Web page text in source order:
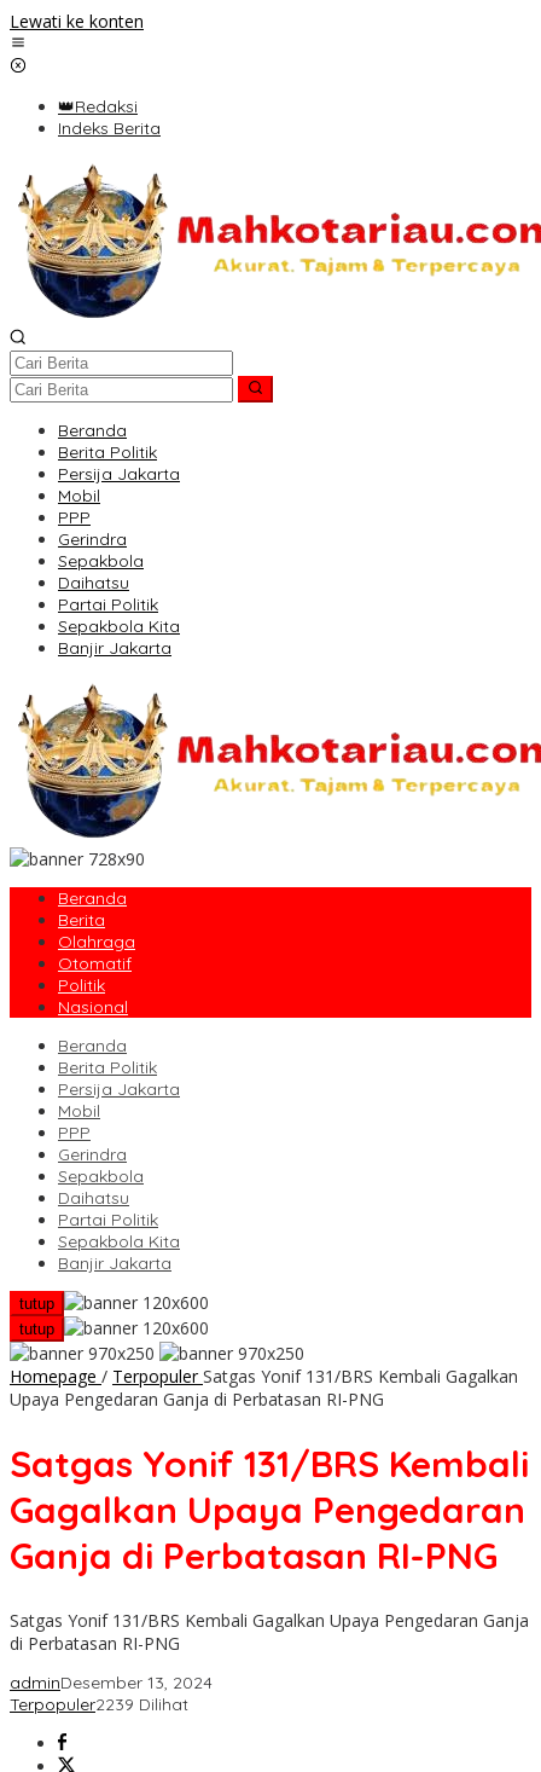
Lewati ke konten
👑Redaksi
Indeks Berita
Beranda
Berita Politik
Persija Jakarta
Mobil
PPP
Gerindra
Sepakbola
Daihatsu
Partai Politik
Sepakbola Kita
Banjir Jakarta
Beranda
Berita
Olahraga
Otomatif
Politik
Nasional
Beranda
Berita Politik
Persija Jakarta
Mobil
PPP
Gerindra
Sepakbola
Daihatsu
Partai Politik
Sepakbola Kita
Banjir Jakarta
tutup
tutup
Homepage / Terpopuler Satgas Yonif 131/BRS Kembali Gagalkan
Upaya Pengedaran Ganja di Perbatasan RI-PNG
Satgas Yonif 131/BRS Kembali
Gagalkan Upaya Pengedaran
Ganja di Perbatasan RI-PNG
Satgas Yonif 131/BRS Kembali Gagalkan Upaya Pengedaran Ganja
di Perbatasan RI-PNG
adminDesember 13, 2024
Terpopuler2239 Dilihat